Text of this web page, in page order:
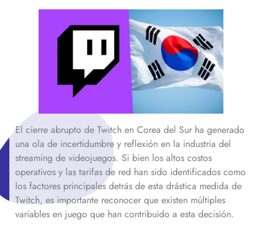
El cierre abrupto de Twitch en Corea del Sur ha generado
una ola de incertidumbre y reflexión en la industria del
streaming de videojuegos. Si bien los altos costos
operativos y las tarifas de red han sido identificados como
los factores principales detrás de esta drástica medida de
Twitch, es importante reconocer que existen múltiples
variables en juego que han contribuido a esta decisión.